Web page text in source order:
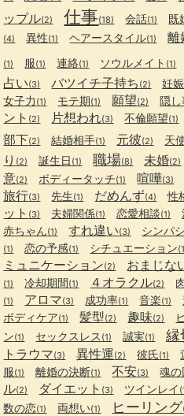
ップル(2) 仕事(18) 会話(1) 既
(4) 異性(1) ヘアースタイル(1) 離
(1) 服(1) 連絡(1) ソウルメイト (1)
占い(3) バツイチ子持ち (2) 妊娠
女子力 (1) モテ期(1) 願望(2) 隠し
ント (2) 片想われ(3) 不倫願望(1)
部下(2) 結婚相手(1) 元彼(2) 天
り (2) 誕生日 (1) 職場(8) 未婚(2)
意(2) ボディータッチ(1) 喧嘩(3)
旅行(3) 先生(1) だめんず(4) 性
ット (3) 夫婦関係(1) 恋愛相談(1)
赤ちゃん(1) すれ違い(3) シンパ
(1) 恋の予感(1) シチュエーション
ミュニケーション(2) おまじな
(1) 冷却期間(1) ４オラクル(2)
(1) アロマ(3) 成功率(1) 音楽(1)
ボディケア(1) 髪型(2) 趣味(2)
ン(1) セックスレス (1) 誠実(1) 縁
トラウマ(3) 異性運(2) 彼氏(1)
服(1) 離婚の決断(1) 不安(3) 魂
ル(2) ダイエット (3) ツインレイ
数の恋(1) 両想い(1) ヒーリング